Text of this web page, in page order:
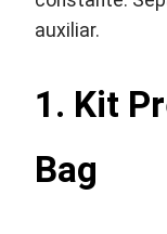
auxiliar.
1. Kit
Bag